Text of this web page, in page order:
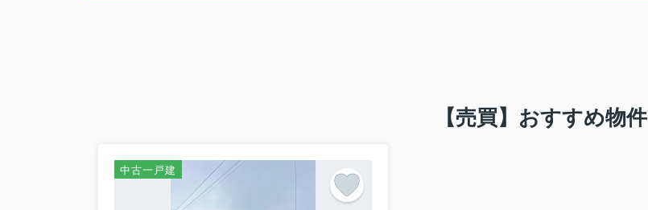
【売買】おすすめ物件
中古一戸建